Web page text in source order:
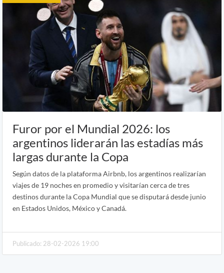
Furor por el Mundial 2026: los
argentinos liderarán las estadías más
largas durante la Copa
Según datos de la plataforma Airbnb, los argentinos realizarían
viajes de 19 noches en promedio y visitarían cerca de tres
destinos durante la Copa Mundial que se disputará desde junio
en Estados Unidos, México y Canadá.
Publicado: 28-02-2026 19:00